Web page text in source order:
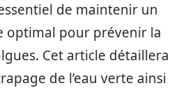
de maintenir un
optimal pour prévenir la
Cet article détaillera
de l’eau verte ainsi